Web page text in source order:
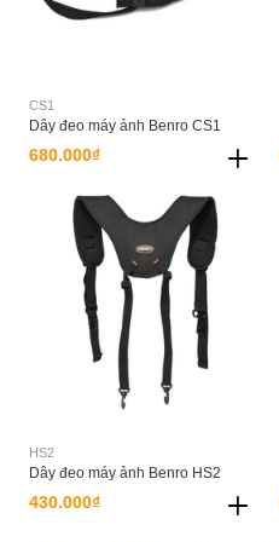
CS1
Dây đeo máy ảnh Benro CS1
680.000₫
HS2
Dây đeo máy ảnh Benro HS2
430.000₫